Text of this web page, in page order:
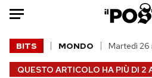
HOME
QUESTO ARTICOLO HA PIÙ DI 2
BITS MONDO Martedì